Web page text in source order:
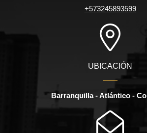
+573245893599
UBICACIÓN
Barranquilla - Atlántico -